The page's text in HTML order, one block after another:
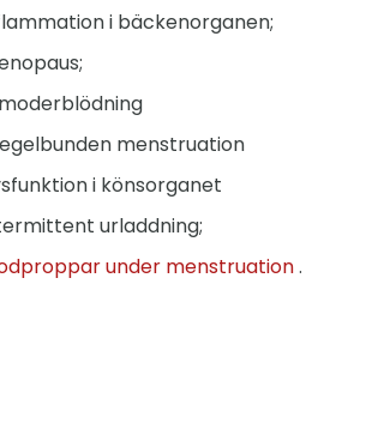
i bäckenorganen;
menstruation
i könsorganet
urladdning;
under menstruation.